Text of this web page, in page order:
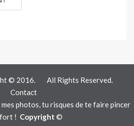
© 2016.
All Rights Reserved.
Contact
photos, tu risques de te faire pincer
! Copyright ©